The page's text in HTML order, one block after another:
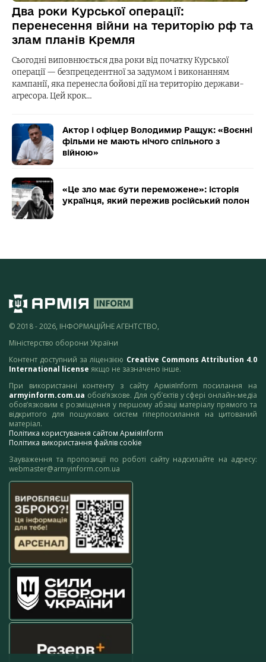
Два роки Курської операції:
перенесення війни на територію рф та
злам планів Кремля
Сьогодні виповнюється два роки від початку Курської
операції — безпрецедентної за задумом і виконанням
кампанії, яка перенесла бойові дії на територію держави-
агресора. Цей крок…
Актор і офіцер Володимир Ращук: «Воєнні
фільми не мають нічого спільного з
війною»
«Це зло має бути переможене»: історія
українця, який пережив російський полон
© 2018 - 2026, ІНФОРМАЦІЙНЕ АГЕНТСТВО,
Міністерство оборони України
Контент доступний за ліцензією Creative Commons Attribution 4.0
International license якщо не зазначено інше.
При використанні контенту з сайту АрміяInform посилання на
armyinform.com.ua обов’язкове. Для суб’єктів у сфері онлайн-медіа
обов’язковим є розміщення у першому абзаці матеріалу прямого та
відкритого для пошукових систем гіперпосилання на цитований
матеріал.
Політика користування сайтом АрміяInform
Політика використання файлів cookie
Зауваження та пропозиції по роботі сайту надсилайте на адресу:
webmaster@armyinform.com.ua